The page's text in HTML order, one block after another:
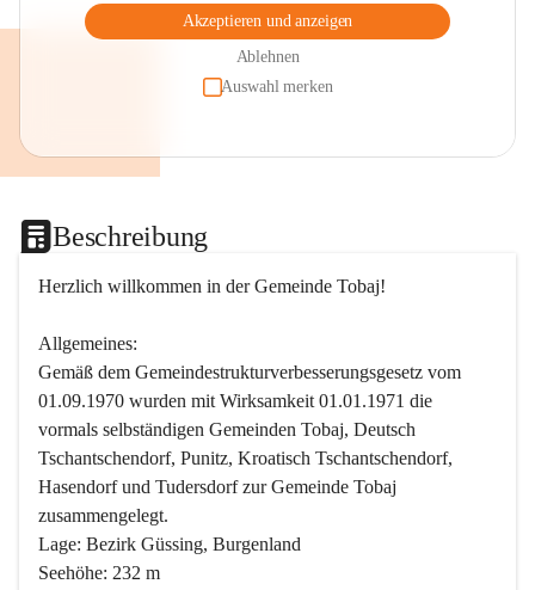
Akzeptieren und anzeigen
Ablehnen
Auswahl merken
Beschreibung
Herzlich willkommen in der Gemeinde Tobaj!
Allgemeines:
Gemäß dem Gemeindestrukturverbesserungsgesetz vom
01.09.1970 wurden mit Wirksamkeit 01.01.1971 die
vormals selbständigen Gemeinden Tobaj, Deutsch
Tschantschendorf, Punitz, Kroatisch Tschantschendorf,
Hasendorf und Tudersdorf zur Gemeinde Tobaj
zusammengelegt.
Lage: Bezirk Güssing, Burgenland
Seehöhe: 232 m